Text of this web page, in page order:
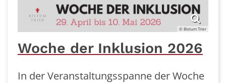
© Bistum Trier
Woche der Inklusion 2026
In der Veranstaltungsspanne der Woche